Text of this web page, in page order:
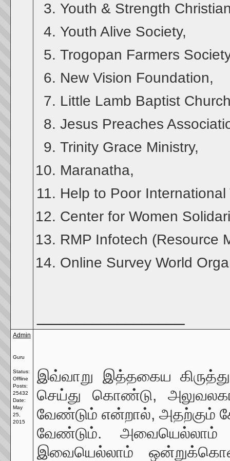
Youth & Strength
Youth Alive Society,
Trogopan Farmers
New Vision Foundation,
Little Lamb Baptist
Jesus Preaches
Trinity Grace Ministry,
Maranatha,
Help to Poor International
Center for Women
RMP Infotech (Resource
Online Survey World
Admin
Guru
Status:
Offline
Posts:
25432
Date:
May
25,
2015
இவ்வாறு இத்தகைய
செய்து கொண்டு,
வேண்டும் என்றால், அதற்கும்
வேண்டும். அவையெல்லாம்
இவையெல்லாம்